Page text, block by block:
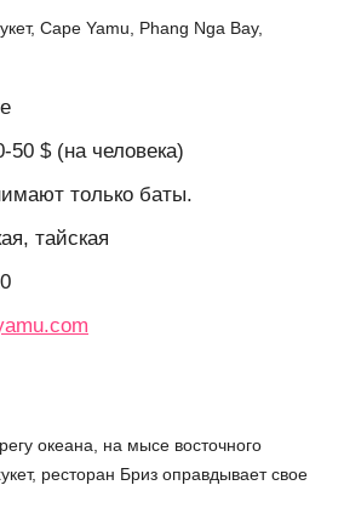
Cape Yamu, Phang Nga Bay,
50 $ (на человека)
только баты.
тайская
океана, на мысе восточного
ресторан Бриз оправдывает свое